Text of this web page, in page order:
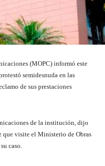
(MOPC) informó este
semidesnuda en las
de sus prestaciones
de la institución, dijo
que visite el Ministerio de Obras
caso.